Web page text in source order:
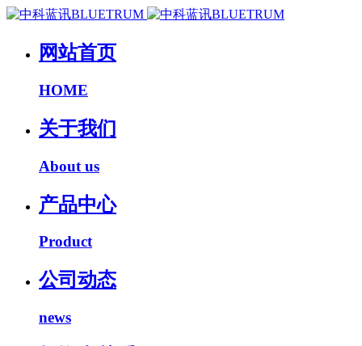
网站首页
HOME
关于我们
About us
产品中心
Product
公司动态
news